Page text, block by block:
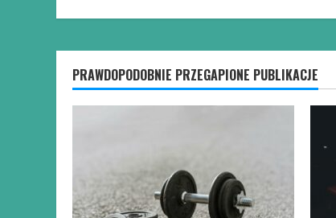
PRAWDOPODOBNIE PRZEGAPIONE PUBLIKACJE